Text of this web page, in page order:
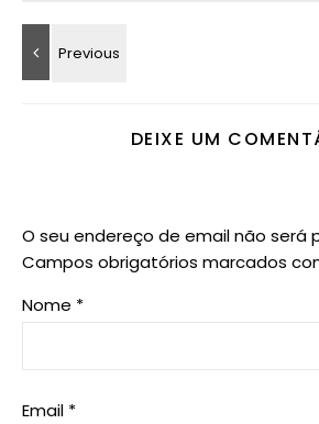
DEIXE UM
O seu endereço de email não será
Campos obrigatórios marcados
Nome *
Email *